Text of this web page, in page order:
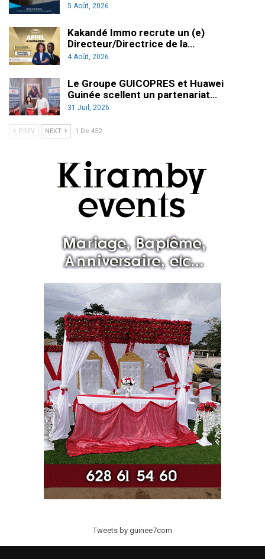
5 Août, 2026
Kakandé Immo recrute un (e)
Directeur/Directrice de la…
4 Août, 2026
Le Groupe GUICOPRES et Huawei
Guinée scellent un partenariat…
31 Juil, 2026
PREV NEXT 1 De 452
Tweets by guinee7com